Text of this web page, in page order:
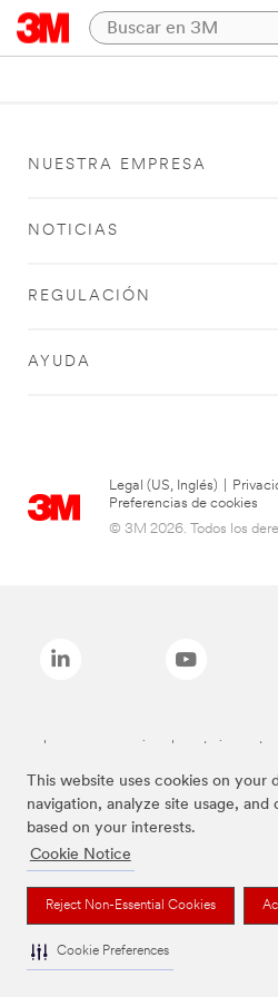
This website uses cookies on your
navigation, analyze site usage,
based on your interests.
Cookie Notice
Reject Non-Essential Cookies
Cookie Preferences
NUESTRA EMPRESA
NOTICIAS
REGULACIÓN
AYUDA
Legal (US, Inglés)
Preferencias de cookies
© 3M 2026. Todos los
Las marcas mencionadas anteriormente